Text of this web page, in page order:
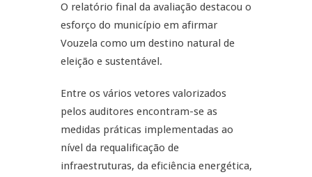
O relatório final da avaliação destacou o
esforço do município em afirmar
Vouzela como um destino natural de
eleição e sustentável.
Entre os vários vetores valorizados
pelos auditores encontram-se as
medidas práticas implementadas ao
nível da requalificação de
infraestruturas, da eficiência energética,